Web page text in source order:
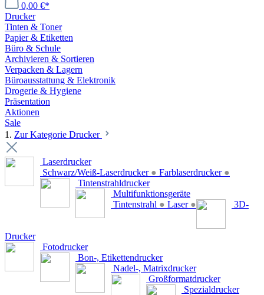
0,00 €*
Drucker
Tinten & Toner
Papier & Etiketten
Büro & Schule
Archivieren & Sortieren
Verpacken & Lagern
Büroausstattung & Elektronik
Drogerie & Hygiene
Präsentation
Aktionen
Sale
1. Zur Kategorie Drucker
Laserdrucker
Schwarz/Weiß-Laserdrucker ● Farblaserdrucker ●
Tintenstrahldrucker
Multifunktionsgeräte
Tintenstrahl ● Laser ● 3D-
Drucker
Fotodrucker
Bon-, Etikettendrucker
Nadel-, Matrixdrucker
Großformatdrucker
Spezialdrucker